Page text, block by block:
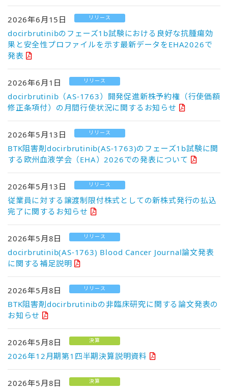
2026年6月15日 リリース
docirbrutinibのフェーズ1b試験における良好な抗腫瘍効
果と安全性プロファイルを示す最新データをEHA2026で
発表
2026年6月1日 リリース
docirbrutinib（AS-1763）開発促進新株予約権（行使価額
修正条項付）の月間行使状況に関するお知らせ
2026年5月13日 リリース
BTK阻害剤docirbrutinib(AS-1763)のフェーズ1b試験に関
する欧州血液学会（EHA）2026での発表について
2026年5月13日 リリース
従業員に対する譲渡制限付株式としての新株式発行の払込
完了に関するお知らせ
2026年5月8日 リリース
docirbrutinib(AS-1763) Blood Cancer Journal論文発表
に関する補足説明
2026年5月8日 リリース
BTK阻害剤docirbrutinibの非臨床研究に関する論文発表の
お知らせ
2026年5月8日 決算
2026年12月期第1四半期決算説明資料
2026年5月8日 決算